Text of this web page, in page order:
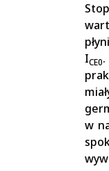
ICE0
w